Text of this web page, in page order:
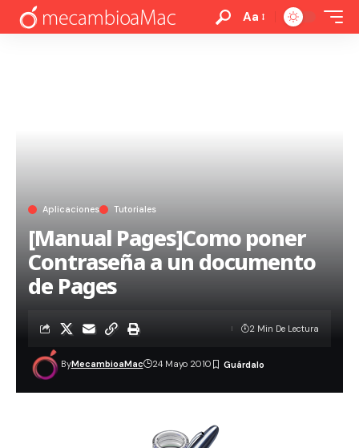
Aa
Aplicaciones Tutoriales
[Manual Pages]Como poner
Contraseña a un documento
de Pages
ByMecambioaMac 24 Mayo 2010
2 Min De Lectura